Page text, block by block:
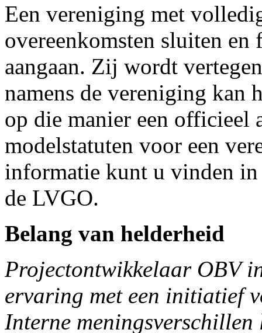
Een vereniging met
overeenkomsten sluiten
aangaan. Zij wordt
namens de vereniging kan
op die manier een officieel
modelstatuten voor een
informatie kunt u vinden
de LVGO.
Belang van helderheid
Projectontwikkelaar OBV
ervaring met een initiatief
Interne